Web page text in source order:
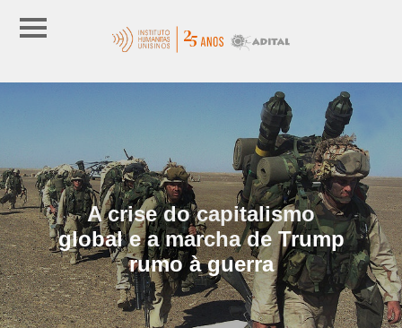
A crise do capitalismo
global e a marcha de Trump
rumo à guerra